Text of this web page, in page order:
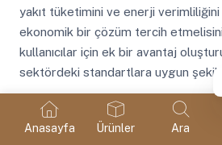
Anasayfa Ürünler Ara
yakıt tüketimini ve enerji
ekonomik bir çözüm tercih
kullanıcılar için ek bir avantaj
sektördeki standartlara uygun şekilde
Güngören kiralık ısıtıcılar
ısıtma sistemlerinin yakıt verimliliği